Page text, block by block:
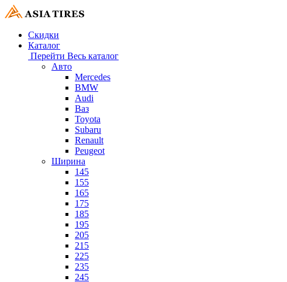
Скидки
Каталог
Перейти Весь каталог
Авто
Mercedes
BMW
Audi
Ваз
Toyota
Subaru
Renault
Peugeot
Ширина
145
155
165
175
185
195
205
215
225
235
245